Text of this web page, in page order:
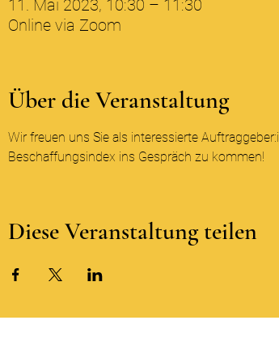
11. Mai 2023, 10:30 – 11:30
Online via Zoom
Über die Veranstaltung
Wir freuen uns Sie als interessierte
Beschaffungsindex ins Gespräch zu kommen!
Diese Veranstaltung teilen